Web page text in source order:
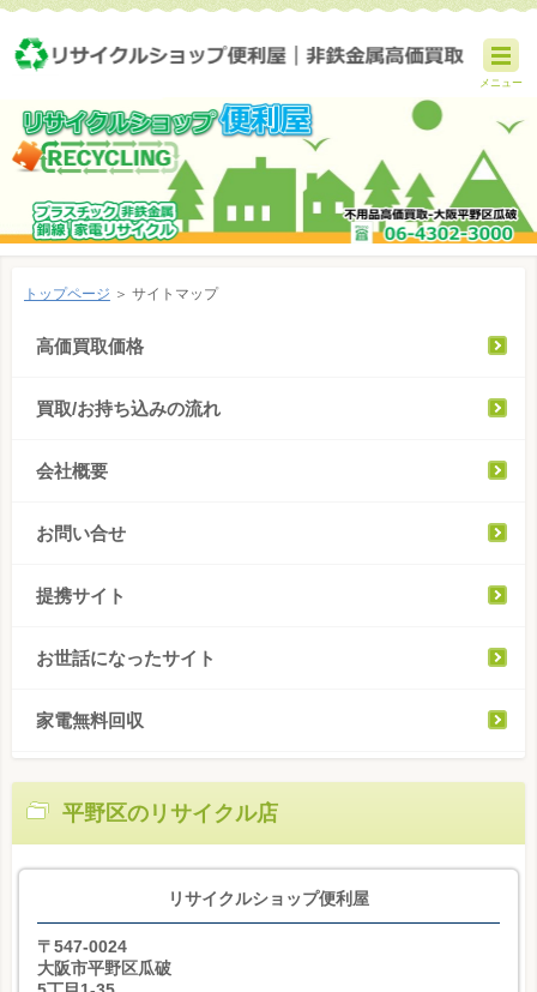
メニュー
トップページ ＞ サイトマップ
高価買取価格
買取/お持ち込みの流れ
会社概要
お問い合せ
提携サイト
お世話になったサイト
家電無料回収
平野区のリサイクル店
リサイクルショップ便利屋
〒547-0024
大阪市平野区瓜破